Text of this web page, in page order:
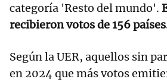
categoría 'Resto del mundo'.
recibieron votos de 156
Según la UER, aquellos sin
en 2024 que más votos